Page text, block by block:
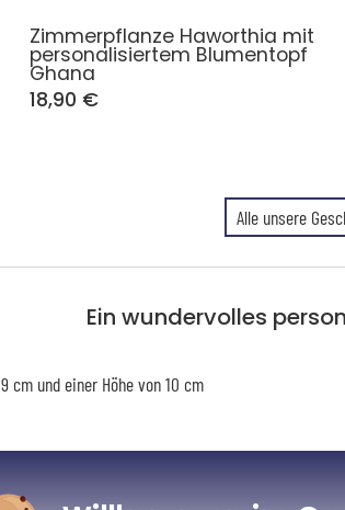
Zimmerpflanze Haworthia mit
personalisiertem Blumentopf
Ghana
18,90 €
Alle unsere
Ein wundervolles
cm und einer Höhe von 10 cm